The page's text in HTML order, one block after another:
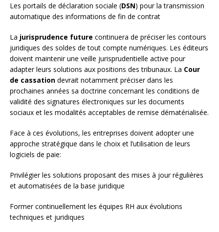
Les portails de déclaration sociale (DSN) pour la transmission
automatique des informations de fin de contrat
La jurisprudence future continuera de préciser les contours
juridiques des soldes de tout compte numériques. Les éditeurs
doivent maintenir une veille jurisprudentielle active pour
adapter leurs solutions aux positions des tribunaux. La Cour
de cassation devrait notamment préciser dans les
prochaines années sa doctrine concernant les conditions de
validité des signatures électroniques sur les documents
sociaux et les modalités acceptables de remise dématérialisée.
Face à ces évolutions, les entreprises doivent adopter une
approche stratégique dans le choix et l’utilisation de leurs
logiciels de paie:
Privilégier les solutions proposant des mises à jour régulières
et automatisées de la base juridique
Former continuellement les équipes RH aux évolutions
techniques et juridiques